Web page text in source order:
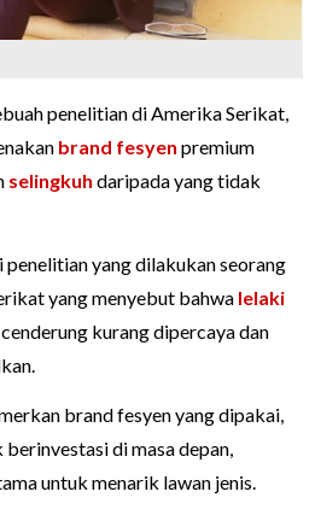
penelitian di Amerika Serikat,
brand fesyen premium
selingkuh daripada yang tidak
yang dilakukan seorang
yang menyebut bahwa lelaki
kurang dipercaya dan
brand fesyen yang dipakai,
di masa depan,
untuk menarik lawan jenis.